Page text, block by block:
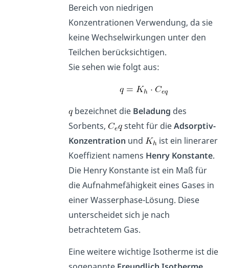
Bereich von niedrigen
Konzentrationen Verwendung, da sie
keine Wechselwirkungen unter den
Teilchen berücksichtigen.
Sie sehen wie folgt aus:
bezeichnet die Beladung des
Sorbents,
steht für dieAdsorptiv-
Konzentration und
ist ein linerarer
Koeffizient namens Henry Konstante.
Die Henry Konstante ist ein Maß für
die Aufnahmefähigkeit eines Gases in
einer Wasserphase-Lösung. Diese
unterscheidet sich je nach
betrachtetem Gas.
Eine weitere wichtige Isotherme ist die